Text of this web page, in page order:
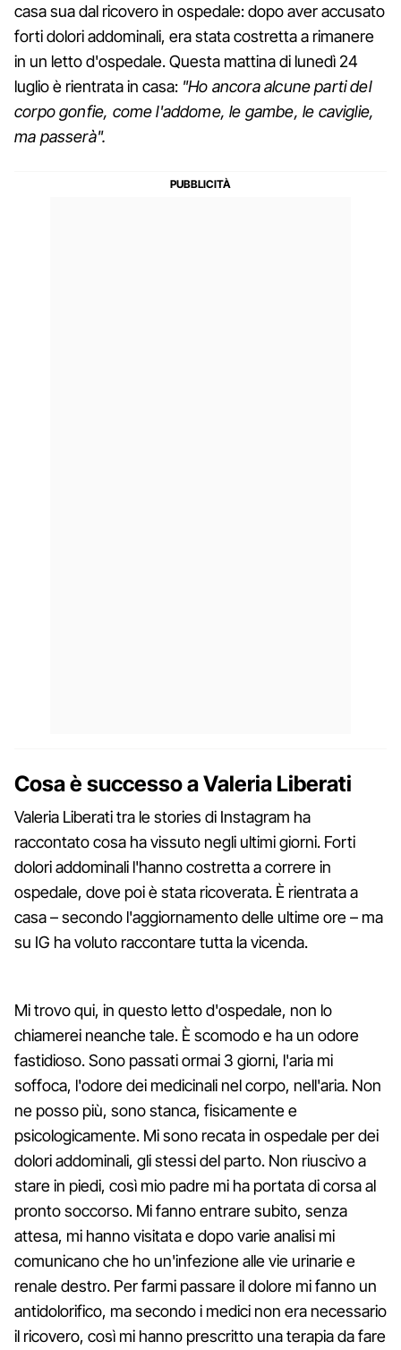
casa sua dal ricovero in ospedale: dopo aver accusato
forti dolori addominali, era stata costretta a rimanere
in un letto d'ospedale. Questa mattina di lunedì 24
luglio è rientrata in casa: "Ho ancora alcune parti del
corpo gonfie, come l'addome, le gambe, le caviglie,
ma passerà".
Cosa è successo a Valeria Liberati
Valeria Liberati tra le stories di Instagram ha
raccontato cosa ha vissuto negli ultimi giorni. Forti
dolori addominali l'hanno costretta a correre in
ospedale, dove poi è stata ricoverata. È rientrata a
casa – secondo l'aggiornamento delle ultime ore – ma
su IG ha voluto raccontare tutta la vicenda.
Mi trovo qui, in questo letto d'ospedale, non lo
chiamerei neanche tale. È scomodo e ha un odore
fastidioso. Sono passati ormai 3 giorni, l'aria mi
soffoca, l'odore dei medicinali nel corpo, nell'aria. Non
ne posso più, sono stanca, fisicamente e
psicologicamente. Mi sono recata in ospedale per dei
dolori addominali, gli stessi del parto. Non riuscivo a
stare in piedi, così mio padre mi ha portata di corsa al
pronto soccorso. Mi fanno entrare subito, senza
attesa, mi hanno visitata e dopo varie analisi mi
comunicano che ho un'infezione alle vie urinarie e
renale destro. Per farmi passare il dolore mi fanno un
antidolorifico, ma secondo i medici non era necessario
il ricovero, così mi hanno prescritto una terapia da fare